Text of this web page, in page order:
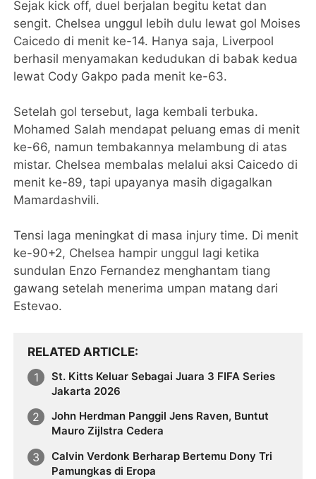
Sejak kick off, duel berjalan begitu ketat dan
sengit. Chelsea unggul lebih dulu lewat gol Moises
Caicedo di menit ke-14. Hanya saja, Liverpool
berhasil menyamakan kedudukan di babak kedua
lewat Cody Gakpo pada menit ke-63.
Setelah gol tersebut, laga kembali terbuka.
Mohamed Salah mendapat peluang emas di menit
ke-66, namun tembakannya melambung di atas
mistar. Chelsea membalas melalui aksi Caicedo di
menit ke-89, tapi upayanya masih digagalkan
Mamardashvili.
Tensi laga meningkat di masa injury time. Di menit
ke-90+2, Chelsea hampir unggul lagi ketika
sundulan Enzo Fernandez menghantam tiang
gawang setelah menerima umpan matang dari
Estevao.
RELATED ARTICLE
St. Kitts Keluar Sebagai Juara 3 FIFA Series
Jakarta 2026
John Herdman Panggil Jens Raven, Buntut
Mauro Zijlstra Cedera
Calvin Verdonk Berharap Bertemu Dony Tri
Pamungkas di Eropa